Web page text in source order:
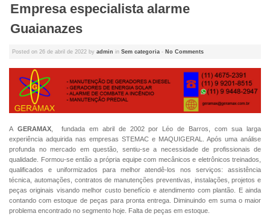
Empresa especialista alarme
Guaianazes
Posted on 26 de abril de 2022 by admin in Sem categoria - No Comments
A GERAMAX, fundada em abril de 2002 por Léo de Barros, com sua larga
experiência adquirida nas empresas STEMAC e MAQUIGERAL. Após uma análise
profunda no mercado em questão, sentiu-se a necessidade de profissionais de
qualidade. Formou-se então a própria equipe com mecânicos e eletrônicos treinados,
qualificados e uniformizados para melhor atendê-los nos serviços: assistência
técnica, automações, contratos de manutenções preventivas, instalações, projetos e
peças originais visando melhor custo benefício e atendimento com plantão. E ainda
contando com estoque de peças para pronta entrega. Diminuindo em suma o maior
problema encontrado no segmento hoje. Falta de peças em estoque.